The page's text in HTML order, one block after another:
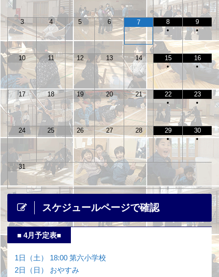
3 4 5 6 7
8
•
9
•
10 11 12 13 14
15
•
16
•
17 18 19 20 21
22
•
23
•
24 25 26 27 28
29
•
30
•
31
スケジュールページで確認
■ 4月予定表■
1日（土） 18:00 第六小学校
2日（日） おやすみ